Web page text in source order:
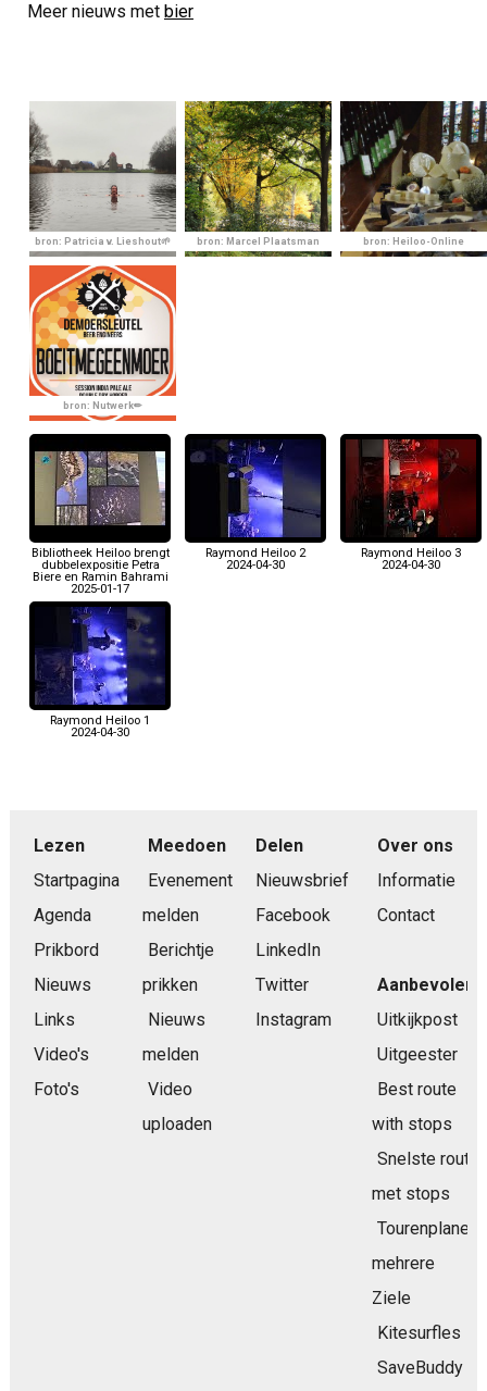
Meer nieuws met bier
bron: Patricia v. Lieshout🌱 bron: Marcel Plaatsman bron: Heiloo-Online
bron: Nutwerk✏
Bibliotheek Heiloo brengt
dubbelexpositie Petra
Biere en Ramin Bahrami
2025-01-17
Raymond Heiloo 2
2024-04-30
Raymond Heiloo 3
2024-04-30
Raymond Heiloo 1
2024-04-30
Lezen
Startpagina
Agenda
Prikbord
Nieuws
Links
Video's
Foto's
Meedoen
Evenement
melden
Berichtje
prikken
Nieuws
melden
Video
uploaden
Delen
Nieuwsbrief
Facebook
LinkedIn
Twitter
Instagram
Over ons
Informatie
Contact
Aanbevolen
Uitkijkpost
Uitgeester
Best route
with stops
Snelste route
met stops
Tourenplaner
mehrere
Ziele
Kitesurfles
SaveBuddy